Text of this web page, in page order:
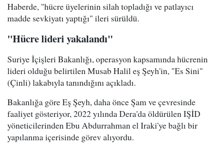
Haberde, "hücre üyelerinin silah topladığı ve patlayıcı
madde sevkiyatı yaptığı" ileri sürüldü.
"Hücre lideri yakalandı"
Suriye İçişleri Bakanlığı, operasyon kapsamında hücrenin
lideri olduğu belirtilen Musab Halil eş Şeyh'in, "Es Sini"
(Çinli) lakabıyla tanındığını açıkladı.
Bakanlığa göre Eş Şeyh, daha önce Şam ve çevresinde
faaliyet gösteriyor, 2022 yılında Dera'da öldürülen IŞİD
yöneticilerinden Ebu Abdurrahman el Iraki'ye bağlı bir
yapılanma içerisinde görev alıyordu.